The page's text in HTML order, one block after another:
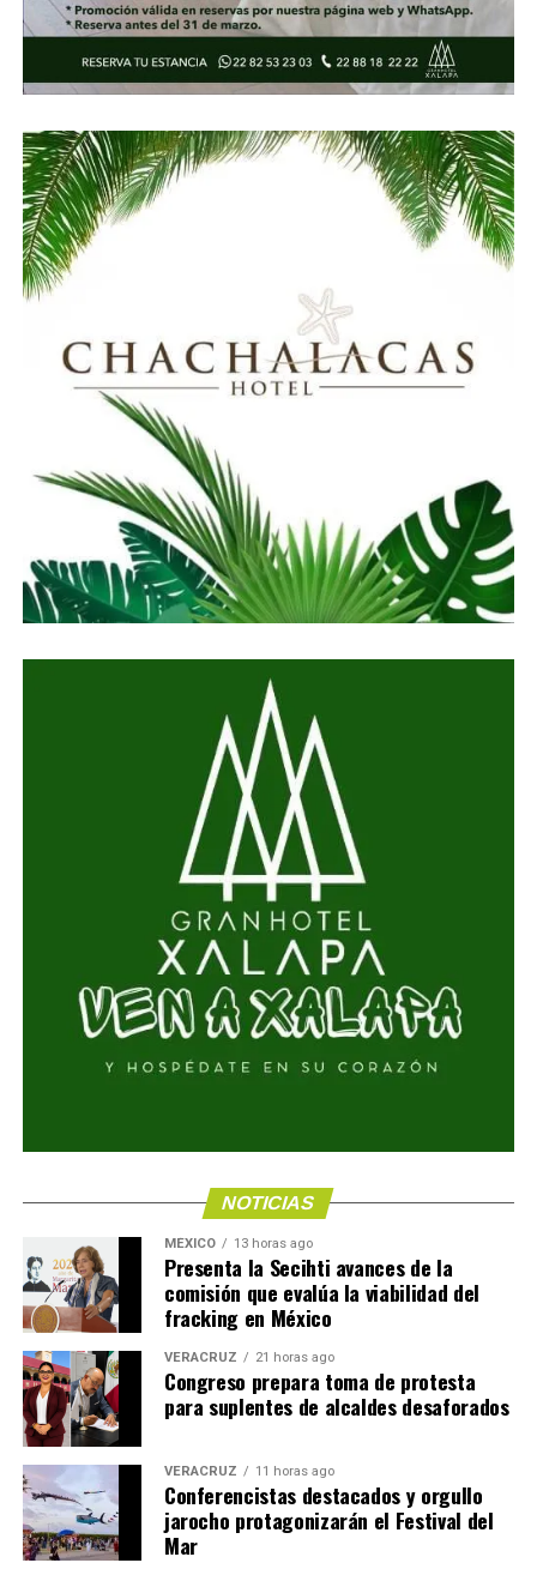
NOTICIAS
MÉXICO 13 horas ago
Presenta la Secihti avances de la
comisión que evalúa la viabilidad del
fracking en México
VERACRUZ 21 horas ago
Congreso prepara toma de protesta
para suplentes de alcaldes desaforados
VERACRUZ 11 horas ago
Conferencistas destacados y orgullo
jarocho protagonizarán el Festival del
Mar